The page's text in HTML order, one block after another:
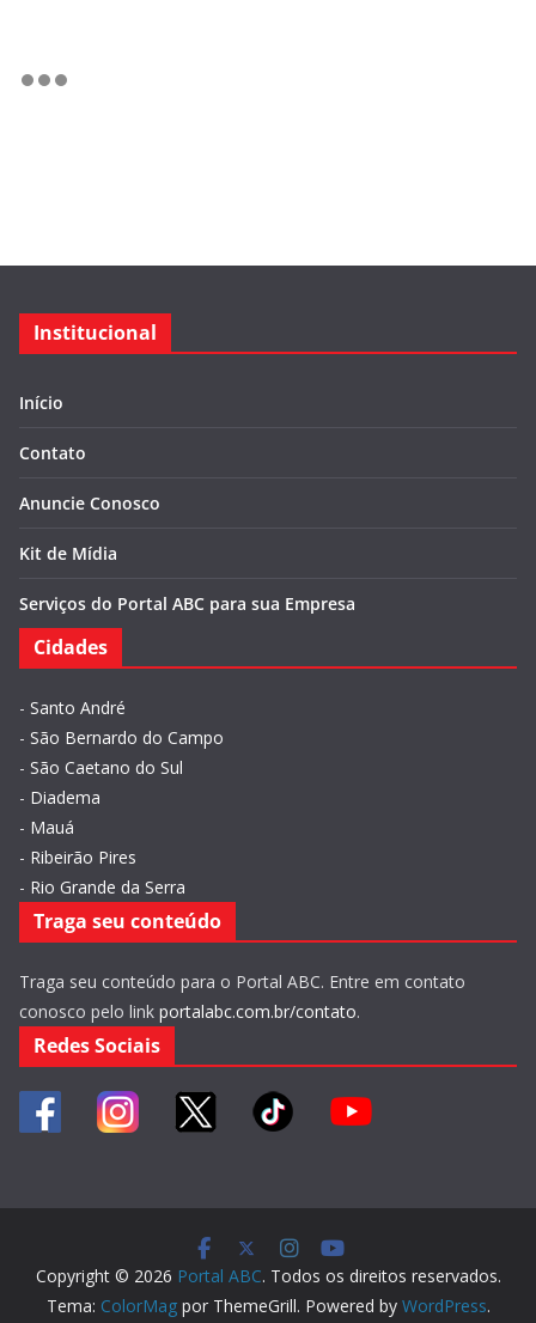
Institucional
Início
Contato
Anuncie Conosco
Kit de Mídia
Serviços do Portal ABC para sua Empresa
Cidades
- Santo André
- São Bernardo do Campo
- São Caetano do Sul
- Diadema
- Mauá
- Ribeirão Pires
- Rio Grande da Serra
Traga seu conteúdo
Traga seu conteúdo para o Portal ABC. Entre em contato
conosco pelo link portalabc.com.br/contato.
Redes Sociais
Copyright © 2026 Portal ABC. Todos os direitos reservados.
Tema: ColorMagpor ThemeGrill. Powered by WordPress.